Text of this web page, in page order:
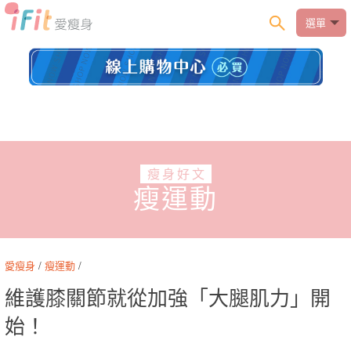
選單
瘦身好文
瘦運動
愛瘦身 / 瘦運動 /
維護膝關節就從加強「大腿肌力」開
始！